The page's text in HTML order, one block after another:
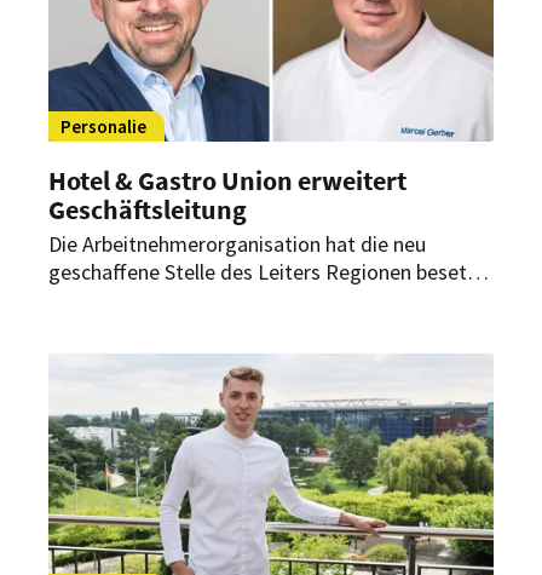
Personalie
Hotel & Gastro Union erweitert
Geschäftsleitung
Die Arbeitnehmerorganisation hat die neu
geschaffene Stelle des Leiters Regionen besetzt.